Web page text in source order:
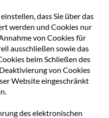
dass Sie über das
werden und Cookies nur
von Cookies für
ausschließen sowie das
beim Schließen des
von Cookies
Website eingeschränkt
des elektronischen